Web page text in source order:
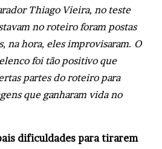
Thiago Vieira, no teste
no roteiro foram postas
na hora, eles improvisaram. O
foi tão positivo que
partes do roteiro para
que ganharam vida no
dificuldades para tirarem